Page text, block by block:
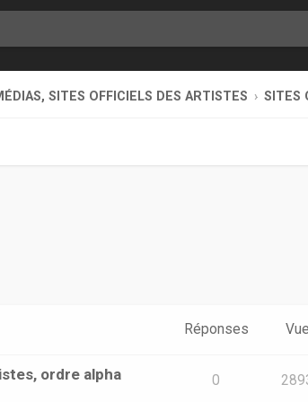
SITES OFFICIELS DES ARTISTES SITES
Réponses
ordre alpha 0